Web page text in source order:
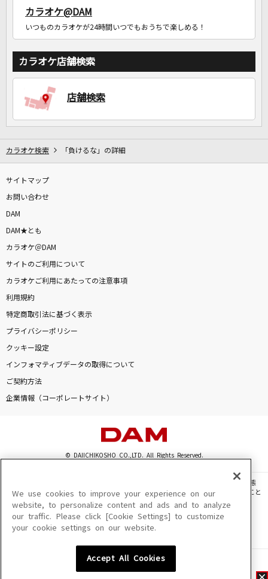
カラオケ@DAM
いつものカラオケが24時間いつでもおうちで楽しめる！
カラオケ店舗検索
店舗検索
カラオケ検索 「負けるな」の詳細
サイトマップ
お問い合わせ
DAM
DAM★とも
カラオケ＠DAM
サイトのご利用について
カラオケご利用にあたっての注意事項
利用規約
特定商取引法に基づく表示
プライバシーポリシー
クッキー設定
インフォマティブデータの取得について
ご契約方法
企業情報（コーポレートサイト）
© DAIICHIKOSHO CO.,LTD. All Rights Reserved.
このサイトに掲載されている一切の文章・画像・写真・動画・音声等を、手段や形態
を問わず、著作権法の定める範囲を超えて無断で複製、転載、ファイル化などすること
を禁じます。
楽曲及びコンテンツは、機種によりご利用いただけない場合があります。
楽曲及びコンテンツの配信日、配信内容が変更になる場合があります。
We use cookies to improve your experience on our
website, to personalize content and ads and to analyze
our traffic. Please click [Cookie Settings] to customize
your cookie settings on our website.
Accept All Cookies